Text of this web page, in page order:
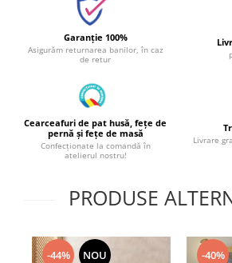
Garanție 100%
Asigurăm returnarea banilor, în caz
de retur
Cearceafuri de pat husă, fețe de
pernă și fețe de masă
Confecționate la comandă în
atelierul nostru!
Livrare
PRODUSE
-44% NOU -40%